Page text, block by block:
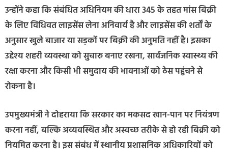
उन्होंने कहा कि संबंधित अधिनियम की धारा 345 के तहत मांस बिक्री
के लिए विधिवत लाइसेंस लेना अनिवार्य है और लाइसेंस की शर्तों के
अनुसार खुले बाजार या सड़कों पर बिक्री की अनुमति नहीं है। इसका
उद्देश्य शहरी व्यवस्था को सुचारु बनाए रखना, सार्वजनिक स्वास्थ्य की
रक्षा करना और किसी भी समुदाय की भावनाओं को ठेस पहुंचने से
रोकना है।
उपमुख्यमंत्री ने दोहराया कि सरकार का मकसद खान-पान पर नियंत्रण
करना नहीं, बल्कि अव्यवस्थित और अस्वच्छ तरीके से हो रही बिक्री को
नियमित करना है। इस संबंध में स्थानीय प्रशासनिक अधिकारियों को